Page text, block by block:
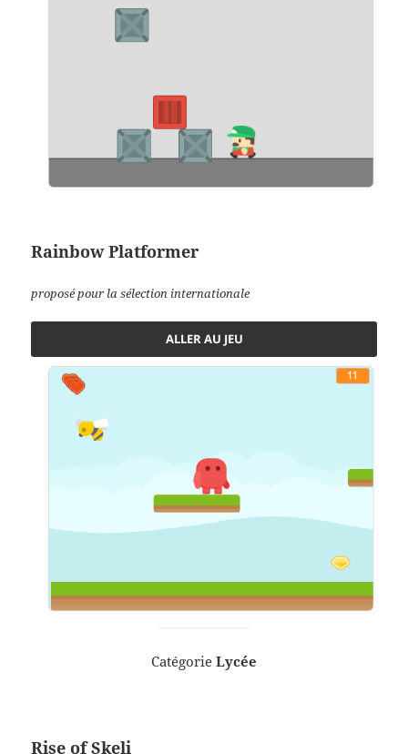
Rainbow Platformer
proposé pour la sélection internationale
ALLER AU JEU
Catégorie Lycée
Rise of Skeli